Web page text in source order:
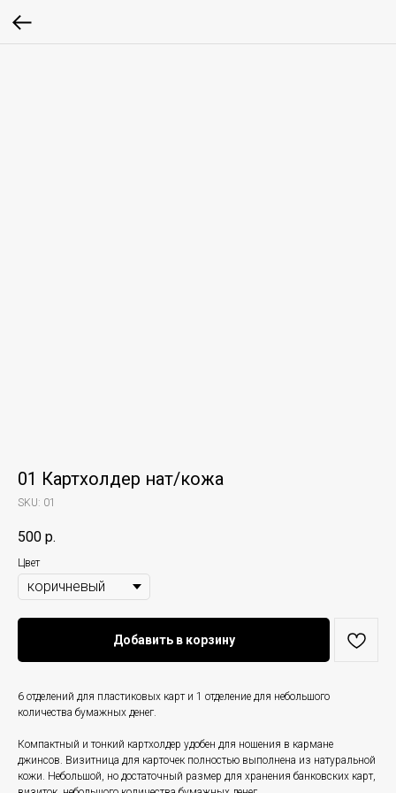
01 Картхолдер нат/кожа
SKU: 01
500 р.
Цвет
Добавить в корзину
6 отделений для пластиковых карт и 1 отделение для небольшого
количества бумажных денег.
Компактный и тонкий картхолдер удобен для ношения в кармане
джинсов. Визитница для карточек полностью выполнена из натуральной
кожи. Небольшой, но достаточный размер для хранения банковских карт,